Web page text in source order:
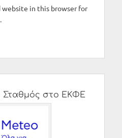
website in this browser for
Σταθμός στο ΕΚΦΕ